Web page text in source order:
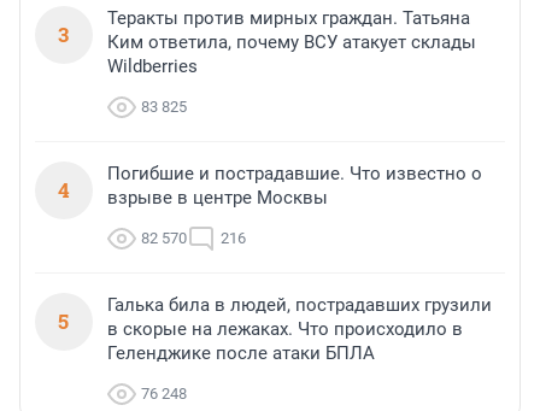
3
Теракты против мирных граждан. Татьяна
Ким ответила, почему ВСУ атакует склады
Wildberries
83 825
4
Погибшие и пострадавшие. Что известно о
взрыве в центре Москвы
82 570 216
5
Галька била в людей, пострадавших грузили
в скорые на лежаках. Что происходило в
Геленджике после атаки БПЛА
76 248